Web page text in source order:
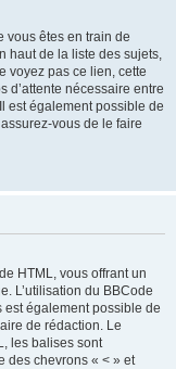
vous êtes en train de
haut de la liste des sujets,
voyez pas ce lien, cette
d’attente nécessaire entre
est également possible de
vous de le faire
HTML, vous offrant un
L’utilisation du BBCode
également possible de
de rédaction. Le
les balises sont
des chevrons « < » et